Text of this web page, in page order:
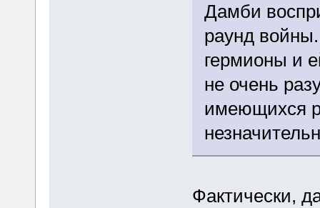
Дамби
раунд
гермионы и
не очень
имеющихся
Фактически,